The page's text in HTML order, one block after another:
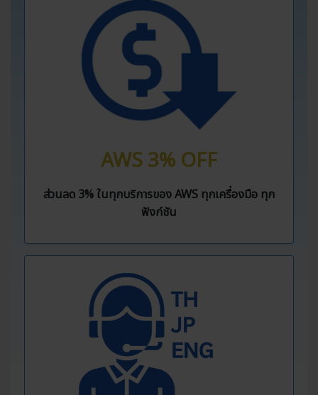
AWS 3% OFF
ส่วนลด 3% ในทุกบริการของ AWS ทุกเครื่องมือ ทุก
ฟังก์ชัน